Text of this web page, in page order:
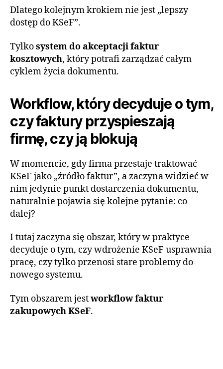
Dlatego kolejnym krokiem nie jest „lepszy
dostęp do KSeF”.
Tylkosystem do akceptacji faktur
kosztowych, który potrafi zarządzać całym
cyklem życia dokumentu.
Workflow, który decyduje o tym,
czy faktury przyspieszają
firmę, czy ją blokują
W momencie, gdy firma przestaje traktować
KSeF jako „źródło faktur”, a zaczyna widzieć w
nim jedynie punkt dostarczenia dokumentu,
naturalnie pojawia się kolejne pytanie: co
dalej?
I tutaj zaczyna się obszar, który w praktyce
decyduje o tym, czy wdrożenie KSeF usprawnia
pracę, czy tylko przenosi stare problemy do
nowego systemu.
Tym obszarem jestworkflow faktur
zakupowych KSeF.